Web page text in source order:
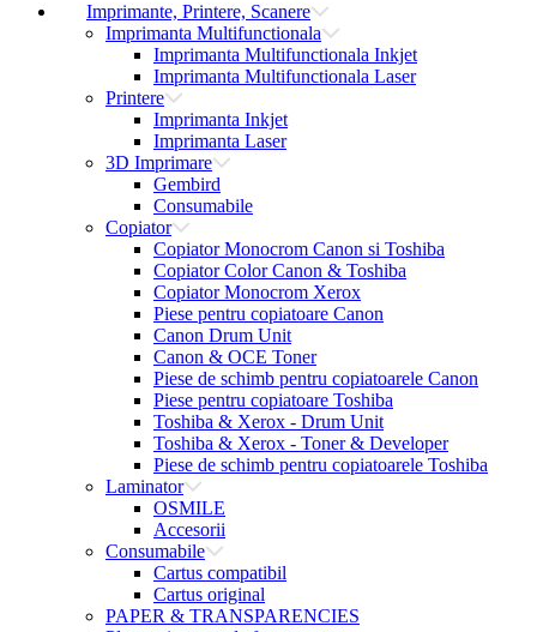
Imprimante, Printere, Scanere
Imprimanta Multifunctionala
Imprimanta Multifunctionala Inkjet
Imprimanta Multifunctionala Laser
Printere
Imprimanta Inkjet
Imprimanta Laser
3D Imprimare
Gembird
Consumabile
Copiator
Copiator Monocrom Canon si Toshiba
Copiator Color Canon & Toshiba
Copiator Monocrom Xerox
Piese pentru copiatoare Canon
Canon Drum Unit
Canon & OCE Toner
Piese de schimb pentru copiatoarele Canon
Piese pentru copiatoare Toshiba
Toshiba & Xerox - Drum Unit
Toshiba & Xerox - Toner & Developer
Piese de schimb pentru copiatoarele Toshiba
Laminator
OSMILE
Accesorii
Consumabile
Cartus compatibil
Cartus original
PAPER & TRANSPARENCIES